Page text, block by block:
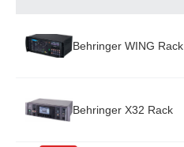
Behringer WING Rack
Behringer X32 Rack